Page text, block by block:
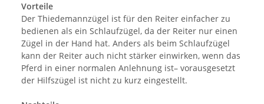
Vorteile
Der Thiedemannzügel ist für den Reiter einfacher zu
bedienen als ein Schlaufzügel, da der Reiter nur einen
Zügel in der Hand hat. Anders als beim Schlaufzügel
kann der Reiter auch nicht stärker einwirken, wenn das
Pferd in einer normalen Anlehnung ist– vorausgesetzt
der Hilfszügel ist nicht zu kurz eingestellt.